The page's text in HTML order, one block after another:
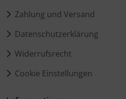
Zahlung und Versand
Datenschutzerklärung
Widerrufsrecht
Cookie Einstellungen